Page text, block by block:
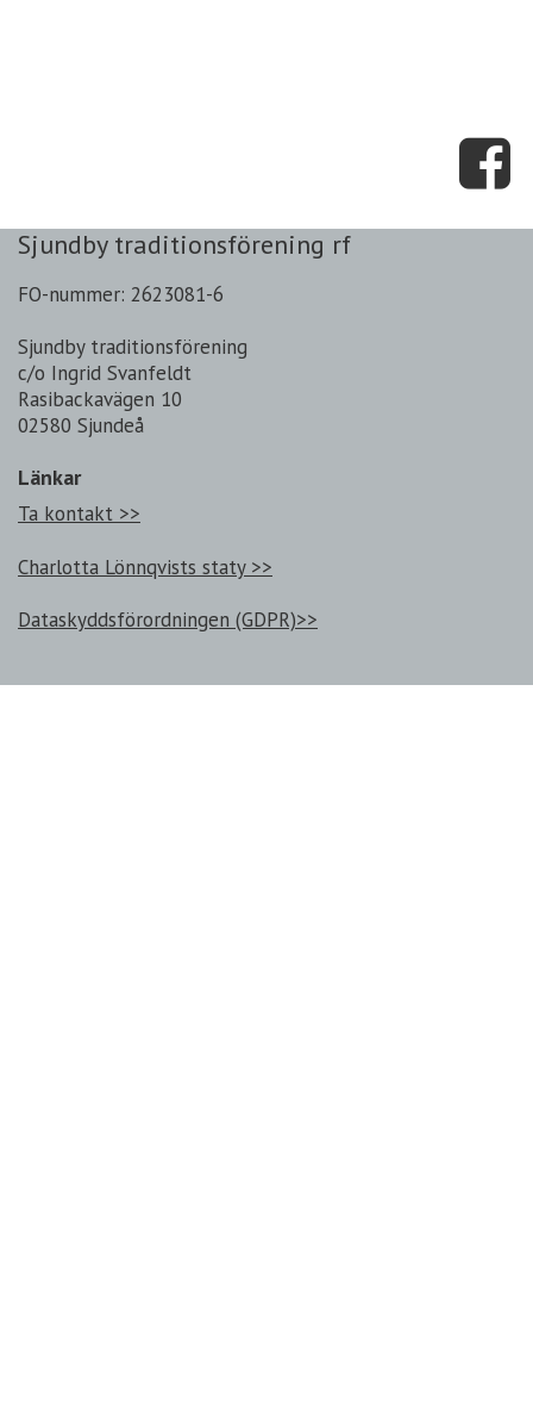
Sjundby traditionsförening rf
FO-nummer: 2623081-6
Sjundby traditionsförening
c/o Ingrid Svanfeldt
Rasibackavägen 10
02580 Sjundeå
Länkar
Ta kontakt >>
Charlotta Lönnqvists staty >>
Dataskyddsförordningen (GDPR)>>